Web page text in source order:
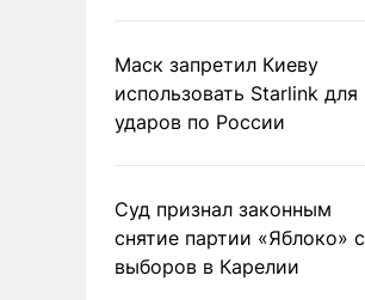
Маск запретил Киеву
использовать Starlink для
ударов по России
Суд признал законным
снятие партии «Яблоко» с
выборов в Карелии